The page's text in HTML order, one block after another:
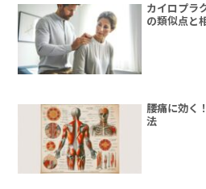
カイロプラ
の類似点と
腰痛に効く
法